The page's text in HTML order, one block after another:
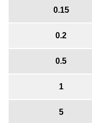
0.15
0.2
0.5
1
5